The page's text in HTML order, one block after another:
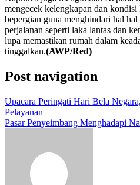
mengecek kelengkapan dan kondisi
bepergian guna menghindari hal
perjalanan seperti laka lantas dan
lupa memastikan rumah dalam
tinggalkan.(AWP/Red)
Post navigation
Upacara Peringati Hari Bela
Pelayanan
Pasar Penyeimbang Menghadapi